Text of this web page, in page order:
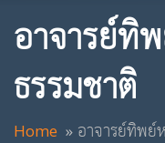
อาจารย์ทิ
ธรรมชาติ
Home อาจารย์ทิพย์